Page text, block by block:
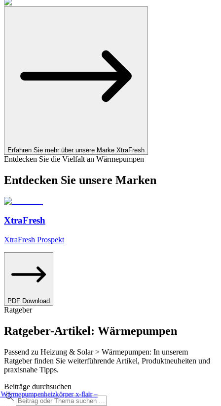
Erfahren Sie mehr über unsere Marke XtraFresh
Entdecken Sie die Vielfalt an Wärmepumpen
Entdecken Sie unsere Marken
XtraFresh
XtraFresh Prospekt
PDF Download
Ratgeber
Ratgeber-Artikel: Wärmepumpen
Passend zu Heizung & Solar > Wärmepumpen: In unserem
Ratgeber finden Sie weiterführende Artikel, Produktneuheiten und
praxisnahe Tipps.
Beiträge durchsuchen
x-flair –